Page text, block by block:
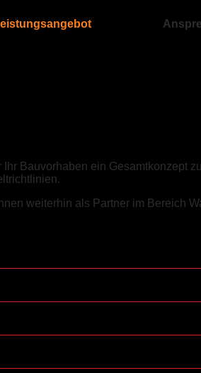
Bauvorhaben ein Gesamtkonzept
weiterhin als Partner im Bereich